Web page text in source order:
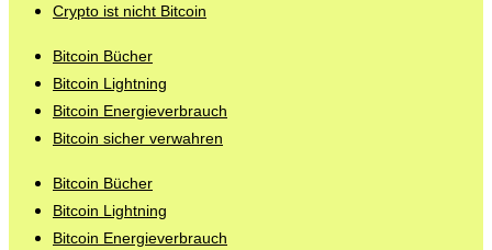
Crypto ist nicht Bitcoin
Bitcoin Bücher
Bitcoin Lightning
Bitcoin Energieverbrauch
Bitcoin sicher verwahren
Bitcoin Bücher
Bitcoin Lightning
Bitcoin Energieverbrauch